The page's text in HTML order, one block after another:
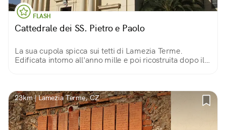
FLASH
Cattedrale dei SS. Pietro e Paolo
La sua cupola spicca sui tetti di Lamezia Terme.
Edificata intorno all'anno mille e poi ricostruita dopo il
23km | Lamezia Terme, CZ